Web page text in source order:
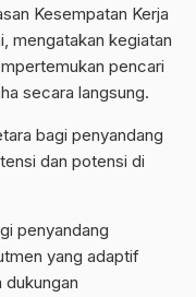
Kesempatan Kerja
mengatakan kegiatan
pencari
secara langsung.
bagi penyandang
dan potensi di
penyandang
yang adaptif